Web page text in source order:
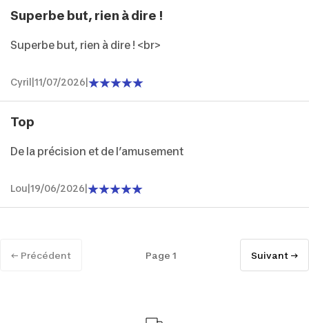
Superbe but, rien à dire !
Superbe but, rien à dire ! <br>
Cyril 11/07/2026
Top
De la précision et de l’amusement
Lou 19/06/2026
← Précédent Page 1 Suivant →